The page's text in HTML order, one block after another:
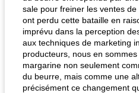
sale pour freiner les ventes
ont perdu cette bataille en
imprévu dans la perception
aux techniques de marketing
producteurs, nous en
margarine non seulement
du beurre, mais comme une
précisément ce changement